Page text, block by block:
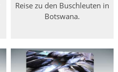
Reise zu den Buschleuten in
Botswana.